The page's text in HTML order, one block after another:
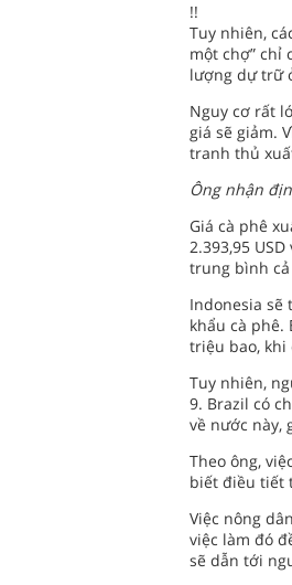
!!
Tuy nhiên,
một chợ” chỉ
lượng dự trữ
Nguy cơ rất
giá sẽ giảm.
tranh thủ
Ông nhận
Giá cà phê
2.393,95
trung bình
Indonesia sẽ
khẩu cà phê.
triệu bao, khi
Tuy nhiên,
9. Brazil có
về nước này,
Theo ông,
biết điều tiết
Việc nông
việc làm đó
sẽ dẫn tới